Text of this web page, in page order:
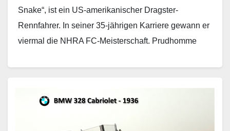
Snake“, ist ein US-amerikanischer Dragster-
Rennfahrer. In seiner 35-jährigen Karriere gewann er
viermal die NHRA FC-Meisterschaft. Prudhomme